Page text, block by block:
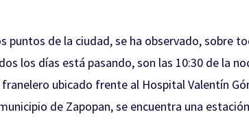
de la ciudad, se ha observado, sobre
los días está pasando, son las 10:30 de la
ubicado frente al Hospital Valentín
de Zapopan, se encuentra una